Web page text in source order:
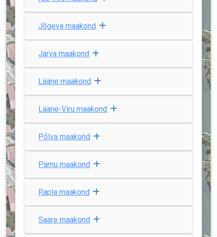
Jõgeva maakond
Järva maakond
Lääne maakond
Lääne-Viru maakond
Põlva maakond
Pärnu maakond
Rapla maakond
Saare maakond